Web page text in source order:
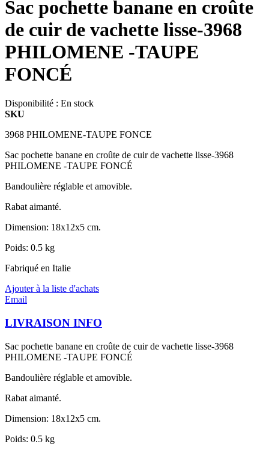
Sac pochette banane en croûte
de cuir de vachette lisse-3968
PHILOMENE -TAUPE
FONCÉ
Disponibilité : En stock
SKU
3968 PHILOMENE-TAUPE FONCE
Sac pochette banane en croûte de cuir de vachette lisse-3968
PHILOMENE -TAUPE FONCÉ
Bandoulière réglable et amovible.
Rabat aimanté.
Dimension: 18x12x5 cm.
Poids: 0.5 kg
Fabriqué en Italie
Ajouter à la liste d'achats
Email
LIVRAISON INFO
Sac pochette banane en croûte de cuir de vachette lisse-3968
PHILOMENE -TAUPE FONCÉ
Bandoulière réglable et amovible.
Rabat aimanté.
Dimension: 18x12x5 cm.
Poids: 0.5 kg